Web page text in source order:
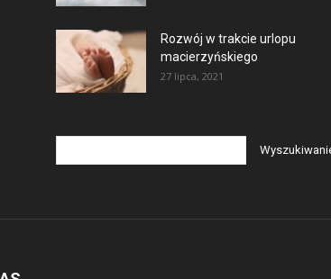
Rozwój w trakcie urlopu
macierzyńskiego
27 lipca, 2021